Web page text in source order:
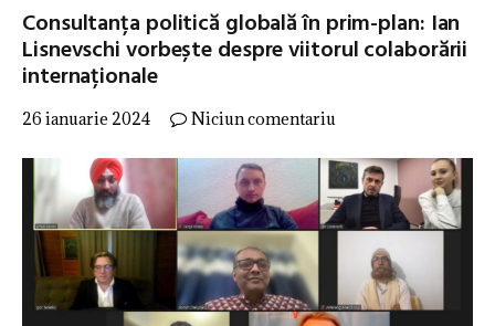
Consultanța politică globală în prim-plan: Ian
Lisnevschi vorbește despre viitorul colaborării
internaționale
26 ianuarie 2024 Niciun comentariu